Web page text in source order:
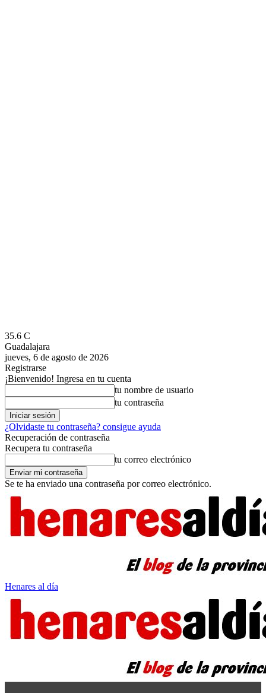
35.6 C
Guadalajara
jueves, 6 de agosto de 2026
Registrarse
¡Bienvenido! Ingresa en tu cuenta
tu nombre de usuario
tu contraseña
¿Olvidaste tu contraseña? consigue ayuda
Recuperación de contraseña
Recupera tu contraseña
tu correo electrónico
Se te ha enviado una contraseña por correo electrónico.
Henares al día